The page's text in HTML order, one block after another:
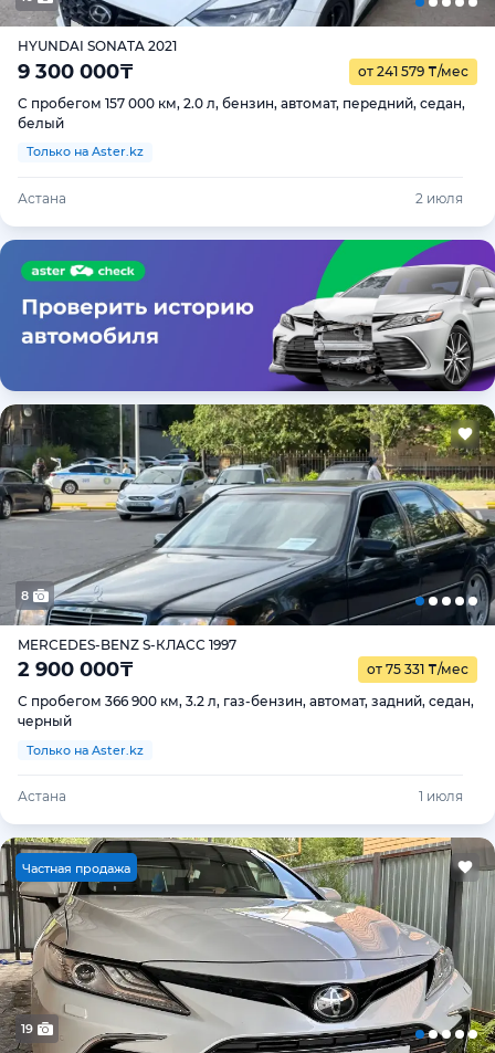
HYUNDAI SONATA 2021
9 300 000₸ от 241 579 ₸/мес
С пробегом 157 000 км, 2.0 л, бензин, автомат, передний, седан,
белый
Только на Aster.kz
Астана 2 июля
8
MERCEDES-BENZ S-КЛАСС 1997
2 900 000₸ от 75 331 ₸/мес
С пробегом 366 900 км, 3.2 л, газ-бензин, автомат, задний, седан,
черный
Только на Aster.kz
Астана 1 июля
Частная продажа
19